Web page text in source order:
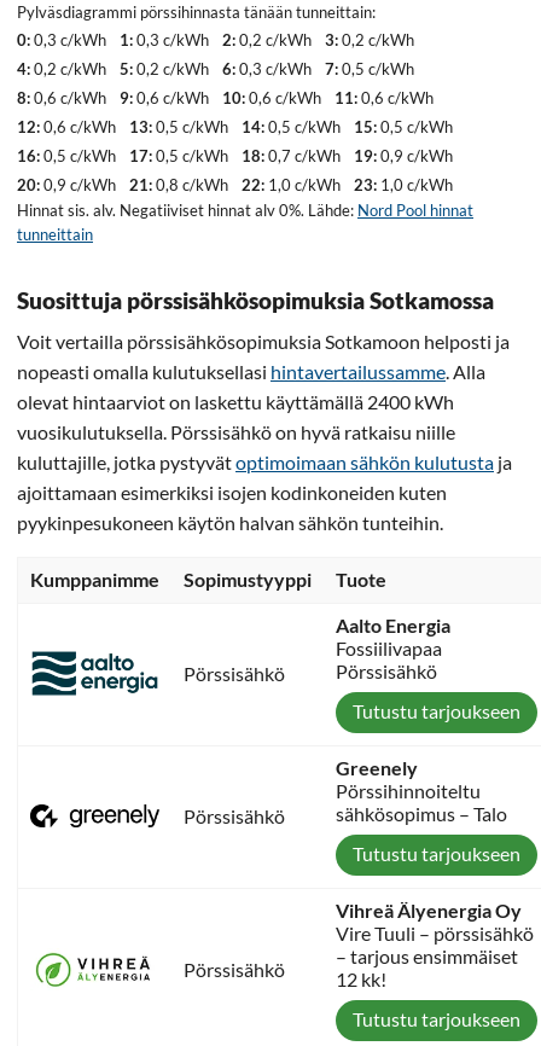
Pylväsdiagrammi pörssihinnasta tänään tunneittain:
0:0,3 c/kWh 1:0,3 c/kWh 2:0,2 c/kWh 3:0,2 c/kWh
4:0,2 c/kWh 5:0,2 c/kWh 6:0,3 c/kWh 7:0,5 c/kWh
8:0,6 c/kWh 9:0,6 c/kWh 10:0,6 c/kWh 11:0,6 c/kWh
12:0,6 c/kWh 13:0,5 c/kWh 14:0,5 c/kWh 15:0,5 c/kWh
16:0,5 c/kWh 17:0,5 c/kWh 18:0,7 c/kWh 19:0,9 c/kWh
20:0,9 c/kWh 21:0,8 c/kWh 22: 1,0 c/kWh 23: 1,0 c/kWh
Hinnat sis. alv. Negatiiviset hinnat alv 0%. Lähde: Nord Pool hinnat
tunneittain
Suosittuja pörssisähkösopimuksia Sotkamossa
Voit vertailla pörssisähkösopimuksia Sotkamoon helposti ja
nopeasti omalla kulutuksellasi hintavertailussamme . Alla
olevat hintaarviot on laskettu käyttämällä 2400 kWh
vuosikulutuksella. Pörssisähkö on hyvä ratkaisu niille
kuluttajille, jotka pystyvätoptimoimaan sähkön kulutusta ja
ajoittamaan esimerkiksi isojen kodinkoneiden kuten
pyykinpesukoneen käytön halvan sähkön tunteihin.
Kumppanimme Sopimustyyppi Tuote
Pörssisähkö
Aalto Energia
Fossiilivapaa
Pörssisähkö
Tutustu tarjoukseen
Pörssisähkö
Greenely
Pörssihinnoiteltu
sähkösopimus – Talo
Tutustu tarjoukseen
Pörssisähkö
Vihreä Älyenergia Oy
Vire Tuuli – pörssisähkö
– tarjous ensimmäiset
12 kk!
Tutustu tarjoukseen